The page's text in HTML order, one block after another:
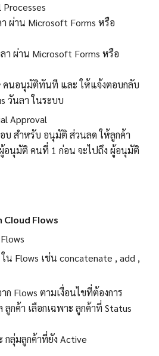
ผ่าน Microsoft Forms หรือ
า ผ่าน Microsoft Forms หรือ
คนอนุมัติทันที และ ให้แจ้งตอบกลับ
วันลา ในระบบ
Approval
บ สำหรับ อนุมัติ ส่วนลด ให้ลูกค้า
อนุมัติ คนที่ 1 ก่อน จะไปถึง ผู้อนุมัติ
Cloud Flows
น Flows เช่น concatenate , add ,
ก Flows ตามเงื่อนไขที่ต้องการ
กค้า เลือกเฉพาะ ลูกค้าที่ Status
กลุ่มลูกค้าที่ยัง Active